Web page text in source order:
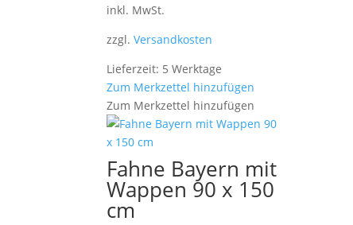
inkl. MwSt.
zzgl.Versandkosten
Lieferzeit: 5 Werktage
Zum Merkzettel hinzufügen
Zum Merkzettel hinzufügen
Fahne Bayern mit
Wappen 90 x 150
cm